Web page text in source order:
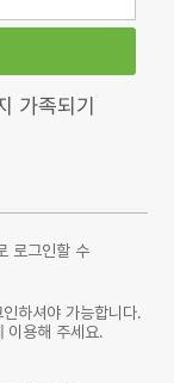
가족되기
로그인할 수
하셔야 가능합니다.
이용해 주세요.